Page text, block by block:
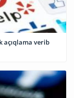
açıqlama verib